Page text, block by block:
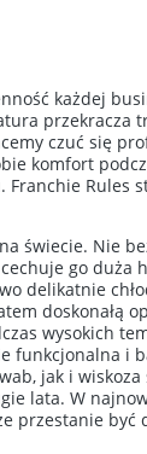
każdej
przekracza
czuć się
komfort
Rules
świecie. Nie
go duża
delikatnie
doskonałą
wysokich
funkcjonalna i
jak i
lata. W
przestanie być